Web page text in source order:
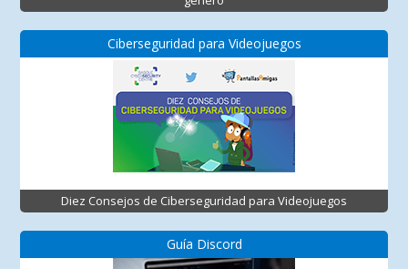
Ciberseguridad para Videojuegos
Diez Consejos de Ciberseguridad para Videojuegos
Guía Discord